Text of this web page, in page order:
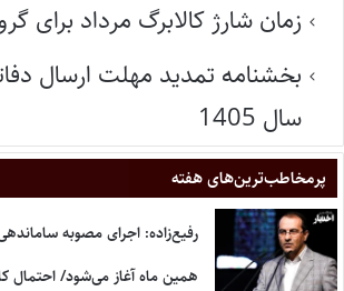
زمان شارژ کالابرگ مرداد برای
بخشنامه تمدید مهلت ارسال
سال 1405
پر‌مخاطب‌ترین‌های هفته
رفیع‌زاده: اجرای مصوبه
همین ماه آغاز می‌شود/ احتمال